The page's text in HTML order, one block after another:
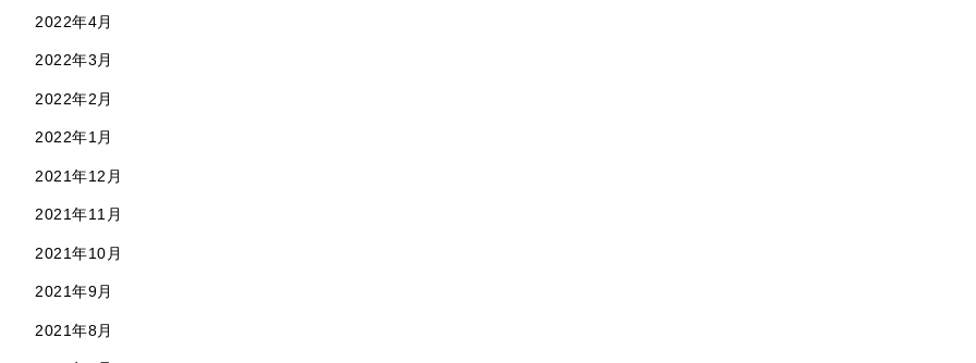
2022年4月
2022年3月
2022年2月
2022年1月
2021年12月
2021年11月
2021年10月
2021年9月
2021年8月